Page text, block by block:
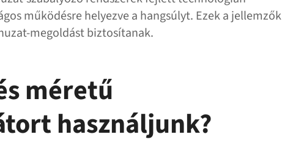
működésre helyezve a hangsúlyt. Ezek a jellemzők
megoldást biztosítanak.
méretű
használjunk?